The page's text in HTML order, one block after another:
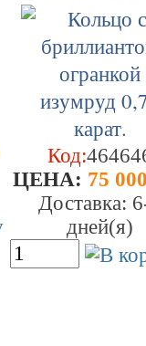
Код:
ЦEHA: 75
Доставка:
дней(я)